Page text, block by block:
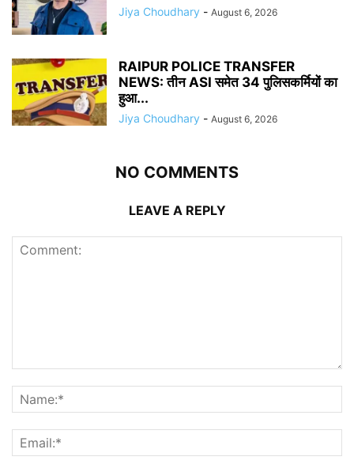
Jiya Choudhary - August 6, 2026
RAIPUR POLICE TRANSFER
NEWS: तीन ASI समेत 34 पुलिसकर्मियों का
हुआ...
Jiya Choudhary - August 6, 2026
NO COMMENTS
LEAVE A REPLY